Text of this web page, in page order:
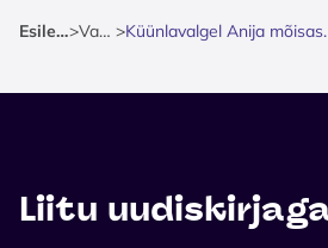
Esileht> Varia >
Liitu